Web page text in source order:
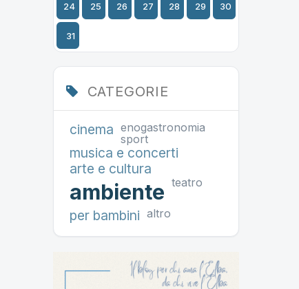
24 25 26 27 28 29 30
31
CATEGORIE
cinema enogastronomia
sport
musica e concerti
arte e cultura
ambiente teatro
per bambini altro